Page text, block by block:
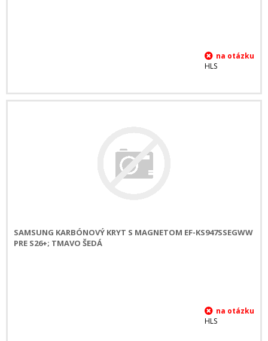
HLS
SAMSUNG KARBÓNOVÝ KRYT S MAGNETOM EF-KS947SSEGWW
PRE S26+; TMAVO ŠEDÁ
HLS